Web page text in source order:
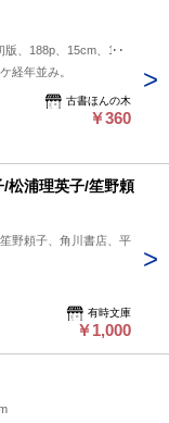
、188p、15cm、1冊
経年並み。
古書ほんの木
￥360
浦理英子/笙野頼
頼子、角川書店、平
有時文庫
￥1,000